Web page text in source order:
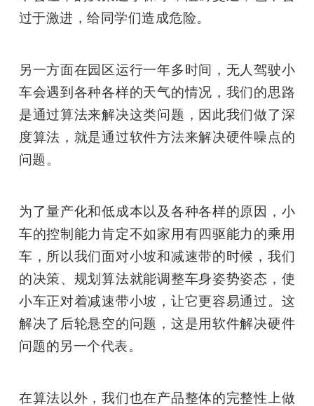
过于激进，给同学们造成危险。
另一方面在园区运行一年多时间，无人驾驶小
车会遇到各种各样的天气的情况，我们的思路
是通过算法来解决这类问题，因此我们做了深
度算法，就是通过软件方法来解决硬件噪点的
问题。
为了量产化和低成本以及各种各样的原因，小
车的控制能力肯定不如家用有四驱能力的乘用
车，所以我们面对小坡和减速带的时候，我们
的决策、规划算法就能调整车身姿势姿态，使
小车正对着减速带小坡，让它更容易通过。这
解决了后轮悬空的问题，这是用软件解决硬件
问题的另一个代表。
在算法以外，我们也在产品整体的完整性上做